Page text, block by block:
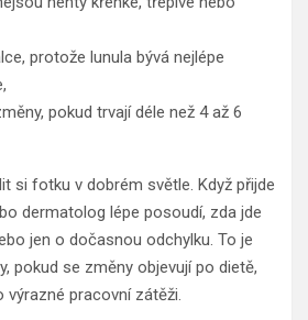
protože lunula bývá nejlépe
pokud trvají déle než 4 až 6
si fotku v dobrém světle. Když přijde
dermatolog lépe posoudí, zda jde
jen o dočasnou odchylku. To je
pokud se změny objevují po dietě,
výrazné pracovní zátěži.